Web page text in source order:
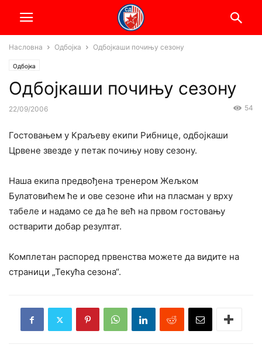
Насловна Одбојка Одбојкаши почињу сезону
Одбојка
Одбојкаши почињу сезону
22/09/2006 54
Гостовањем у Краљеву екипи Рибнице, одбојкаши
Црвене звезде у петак почињу нову сезону.
Наша екипа предвођена тренером Жељком
Булатовићем ће и ове сезоне ићи на пласман у врху
табеле и надамо се да ће већ на првом гостовању
остварити добар резултат.
Комплетан распоред првенства можете да видите на
страници „Текућа сезона“.